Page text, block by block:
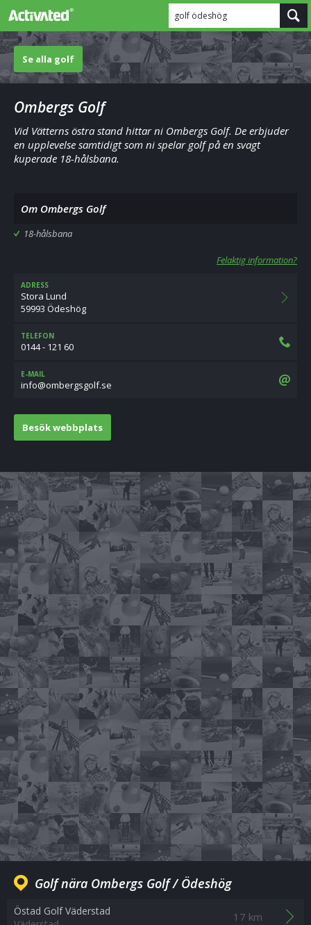
golf ödeshög
Se alla golf
Ombergs Golf
Vid Vätterns östra stand hittar ni Ombergs Golf. De erbjuder
en upplevelse samtidigt som ni spelar golf på en svagt
kuperade 18-hålsbana.
Om Ombergs Golf
18-hålsbana
Felaktig information?
ADRESS
Stora Lund
59993 Ödeshög
TELEFON
0144 - 121 60
E-MAIL
es.flogsgrebmo@ofni
Besök webbplats
Golf nära Ombergs Golf / Ödeshög
Östad Golf Väderstad
17 km